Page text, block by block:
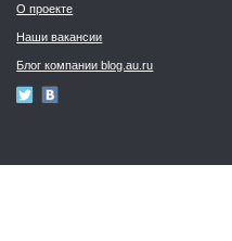
О проекте
Наши вакансии
Блог компании blog.au.ru